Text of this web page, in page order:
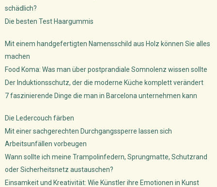
schädlich?
Die besten Test Haargummis
Mit einem handgefertigten Namensschild aus Holz können Sie alles
machen
Food Koma: Was man über postprandiale Somnolenz wissen sollte
Der Induktionsschutz, der die moderne Küche komplett verändert
7 faszinierende Dinge die man in Barcelona unternehmen kann
Die Ledercouch färben
Mit einer sachgerechten Durchgangssperre lassen sich
Arbeitsunfällen vorbeugen
Wann sollte ich meine Trampolinfedern, Sprungmatte, Schutzrand
oder Sicherheitsnetz austauschen?
Einsamkeit und Kreativität: Wie Künstler ihre Emotionen in Kunst